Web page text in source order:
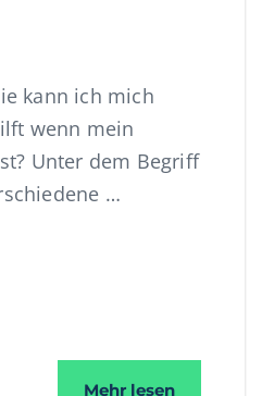
kann ich mich
wenn mein
Unter dem Begriff
…
Mehr lesenMalware